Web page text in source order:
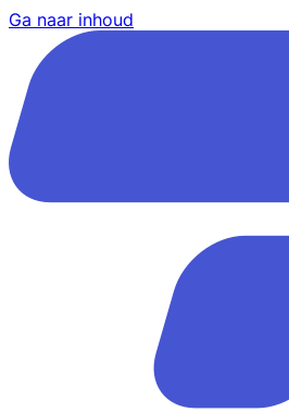
Ga naar inhoud